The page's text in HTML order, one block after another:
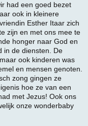
had een goed bezet
ook in kleinere
Esther Itaar zich
zijn en met ons mee te
honger naar God en
in de diensten. De
ook kinderen was
en mensen genoten.
zong gingen ze
hoe ze van een
met Jezus! Ook ons
onze wonderbaby